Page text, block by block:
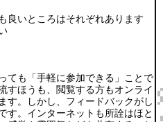
良いところはそれぞれあります
ても「手軽に参加できる」ことで
すほうも、閲覧する方もオンライ
す。しかし、フィードバックがし
す。インターネットも所詮はほと